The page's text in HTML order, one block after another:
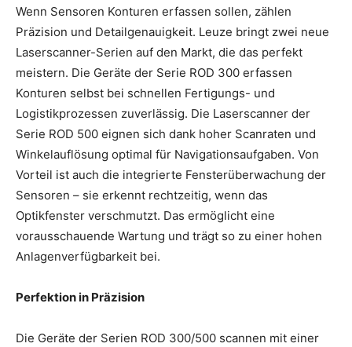
Wenn Sensoren Konturen erfassen sollen, zählen
Präzision und Detailgenauigkeit. Leuze bringt zwei neue
Laserscanner-Serien auf den Markt, die das perfekt
meistern. Die Geräte der Serie ROD 300 erfassen
Konturen selbst bei schnellen Fertigungs- und
Logistikprozessen zuverlässig. Die Laserscanner der
Serie ROD 500 eignen sich dank hoher Scanraten und
Winkelauflösung optimal für Navigationsaufgaben. Von
Vorteil ist auch die integrierte Fensterüberwachung der
Sensoren – sie erkennt rechtzeitig, wenn das
Optikfenster verschmutzt. Das ermöglicht eine
vorausschauende Wartung und trägt so zu einer hohen
Anlagenverfügbarkeit bei.
Perfektion in Präzision
Die Geräte der Serien ROD 300/500 scannen mit einer